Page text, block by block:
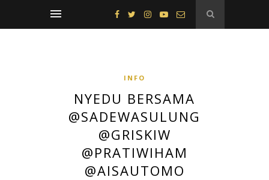
INFO
NYEDU BERSAMA
@SADEWASULUNG
@GRISKIW
@PRATIWIHAM
@AISAUTOMO